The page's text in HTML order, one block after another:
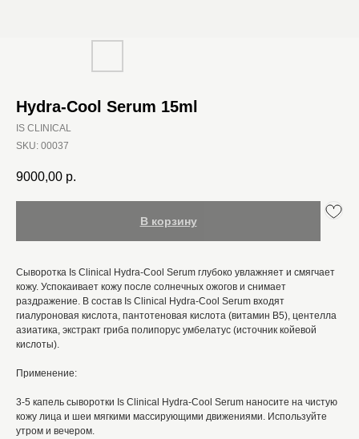
Hydra-Cool Serum 15ml
IS CLINICAL
SKU: 00037
9000,00 р.
В корзину
Сыворотка Is Clinical Hydra-Cool Serum глубоко увлажняет и смягчает
кожу. Успокаивает кожу после солнечных ожогов и снимает
раздражение. В состав Is Clinical Hydra-Cool Serum входят
гиалуроновая кислота, пантотеновая кислота (витамин В5), центелла
азиатика, экстракт гриба полипорус умбелатус (источник койевой
кислоты).
Применение:
3-5 капель сыворотки Is Clinical Hydra-Cool Serum наносите на чистую
кожу лица и шеи мягкими массирующими движениями. Используйте
утром и вечером.